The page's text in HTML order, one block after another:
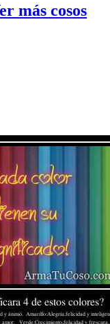
más cosos